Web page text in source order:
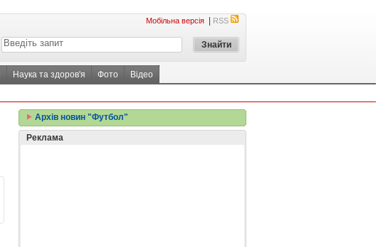
Мобільна версія RSS
Наука та здоров'я Фото
Відео
Архів новин "Футбол"
Реклама